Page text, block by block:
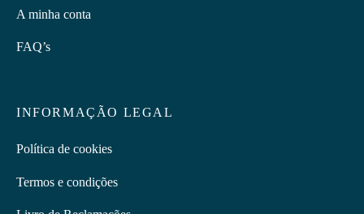
A minha conta
FAQ’s
INFORMAÇÃO LEGAL
Política de cookies
Termos e condições